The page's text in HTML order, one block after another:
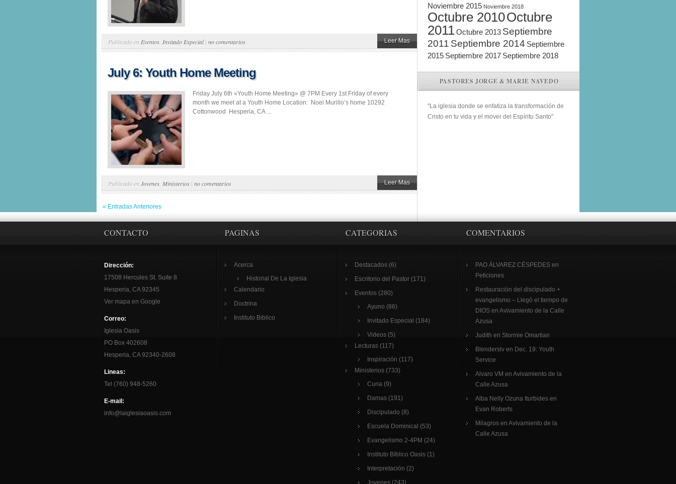
Publicado en Eventos Invitado Especial| no comentarios Leer Mas
July 6: Youth Home Meeting
Friday July 6th «Youth Home Meeting» @ 7PM Every 1st Friday of every
month we meet at a Youth Home Location: Noel Murillo’s home 10292
Cottonwood Hesperia, CA ...
Publicado en Jovenes Ministerios | no comentarios Leer Mas
« Entradas Anteriores
Noviembre 2015 Noviembre 2018
Octubre 2010Octubre
2011Octubre 2013 Septiembre
2011 Septiembre 2014 Septiembre
2015 Septiembre 2017 Septiembre 2018
PASTORES JORGE & MARIE NAVEDO
"La iglesia donde se enfatiza la transformación de
Cristo en tu vida y el mover del Espíritu Santo"
CONTACTO
Dirección:
17508 Hercules St. Suite 8
Hesperia, CA 92345
Ver mapa en Google
Correo:
Iglesia Oasis
PO Box 402608
Hesperia, CA 92340-2608
Lineas:
Tel (760) 948-5260
E-mail:
info@laiglesiaoasis.com
PAGINAS
Acerca
Historial De La Iglesia
Calendario
Doctrina
Instituto Biblico
CATEGORIAS
Destacados (6)
Escritorio del Pastor (171)
Eventos (280)
Ayuno (86)
Invitado Especial (184)
Videos (5)
Lecturas (117)
Inspiración (117)
Ministerios (733)
Cuna (9)
Damas (191)
Discipulado (8)
Escuela Dominical (53)
Evangelismo 2-4PM (24)
Instituto Bíblico Oasis (1)
Interpretación (2)
Jovenes (243)
COMENTARIOS
PAO ÁLVAREZ CÉSPEDES en
Peticiones
Restauración del discipulado +
evangelismo – Llegó el tiempo de
DIOS en Avivamiento de la Calle
Azusa
Judith en Stormie Omartian
Blenderslv en Dec. 19: Youth
Service
Alvaro VM en Avivamiento de la
Calle Azusa
Alba Nelly Ozuna Iturbides en
Evan Roberts
Milagros en Avivamiento de la
Calle Azusa